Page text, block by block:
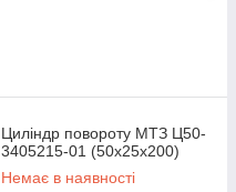
Циліндр повороту МТЗ Ц50-
3405215-01 (50х25х200)
Немає в наявності